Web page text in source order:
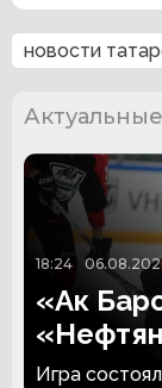
новости
18:24
«Ак
сезона
Игра